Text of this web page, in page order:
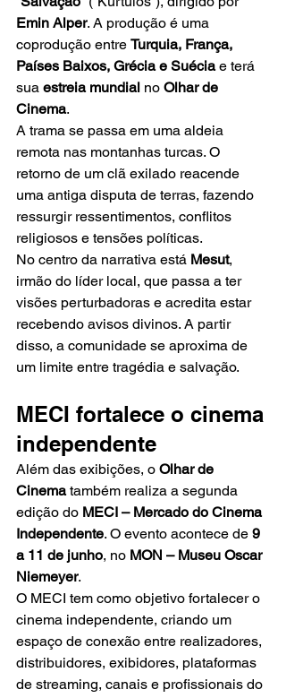
Emin Alper. A produção é uma
coprodução entre Turquia, França,
Países Baixos, Grécia e Suécia e terá
sua estreia mundial no Olhar de
Cinema.
A trama se passa em uma aldeia
remota nas montanhas turcas. O
retorno de um clã exilado reacende
uma antiga disputa de terras, fazendo
ressurgir ressentimentos, conflitos
religiosos e tensões políticas.
No centro da narrativa está Mesut,
irmão do líder local, que passa a ter
visões perturbadoras e acredita estar
recebendo avisos divinos. A partir
disso, a comunidade se aproxima de
um limite entre tragédia e salvação.
MECI fortalece o cinema
independente
Além das exibições, o Olhar de
Cinema também realiza a segunda
edição do MECI – Mercado do Cinema
Independente. O evento acontece de 9
a 11 de junho, no MON – Museu Oscar
Niemeyer.
O MECI tem como objetivo fortalecer o
cinema independente, criando um
espaço de conexão entre realizadores,
distribuidores, exibidores, plataformas
de streaming, canais e profissionais do